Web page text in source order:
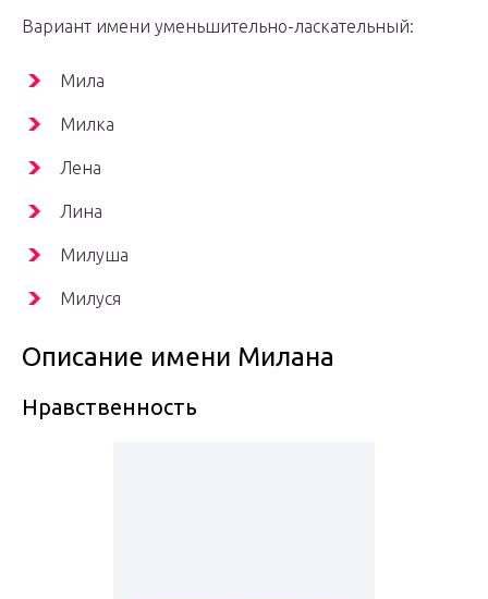
Вариант имени уменьшительно-ласкательный:
Мила
Милка
Лена
Лина
Милуша
Милуся
Описание имени Милана
Нравственность